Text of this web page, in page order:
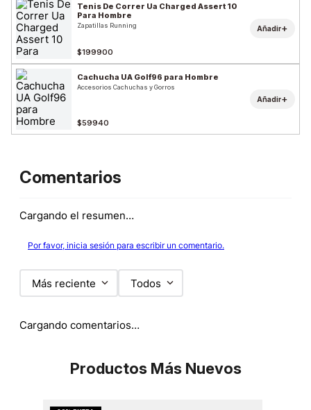
Tenis De Correr Ua Charged Assert 10
Para Hombre
Zapatillas Running
$199900
Añadir+
Cachucha UA Golf96 para Hombre
Accesorios Cachuchas y Gorros
$59940
Añadir+
Comentarios
Cargando el resumen…
Por favor, inicia sesión para escribir un comentario.
Más reciente Todos
Cargando comentarios…
Productos Más Nuevos